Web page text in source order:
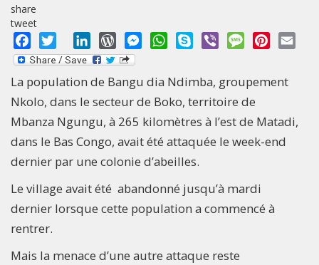
share
tweet
Facebook
Twitter LinkedInWordPressMessengerWhatsApp
Skype Viber MessagePinterest
La population de Bangu dia Ndimba, groupement
Nkolo, dans le secteur de Boko, territoire de
Mbanza Ngungu, à 265 kilomètres à l’est de Matadi,
dans le Bas Congo, avait été attaquée le week-end
dernier par une colonie d’abeilles.
Le village avait été abandonné jusqu’à mardi
dernier lorsque cette population a commencé à
rentrer.
Mais la menace d’une autre attaque reste